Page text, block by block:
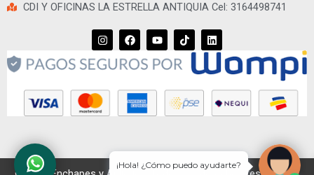
CDI Y OFICINAS LA ESTRELLA ANTIQUIA Cel: 3164498741
I
n
s
t
g
r
a
m
F
a
c
e
o
o
k
Y
o
u
t
T
i
k
L
i
n
e
d
n
¡Hola! ¿Cómo puedo ayudarte?